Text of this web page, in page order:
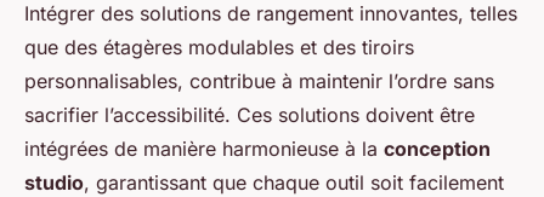
Intégrer des solutions de rangement innovantes, telles
que des étagères modulables et des tiroirs
personnalisables, contribue à maintenir l’ordre sans
sacrifier l’accessibilité. Ces solutions doivent être
intégrées de manière harmonieuse à la conception
studio, garantissant que chaque outil soit facilement